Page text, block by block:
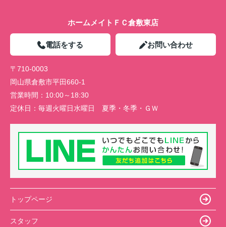
ホームメイトＦＣ倉敷東店
電話をする お問い合わせ
〒710-0003
岡山県倉敷市平田660-1
営業時間： 10:00～18:30
定休日： 毎週火曜日水曜日 夏季・冬季・ＧＷ
トップページ
スタッフ